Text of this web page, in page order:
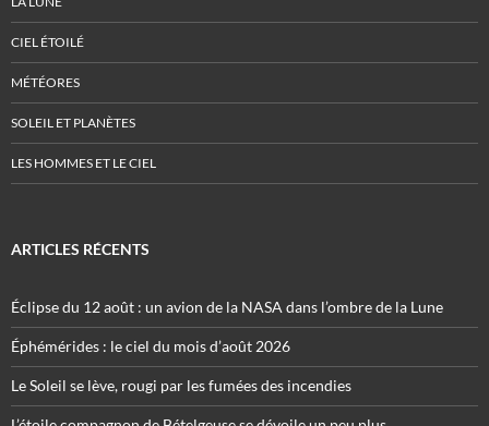
CIEL ÉTOILÉ
MÉTÉORES
SOLEIL ET PLANÈTES
LES HOMMES ET LE CIEL
ARTICLES RÉCENTS
Éclipse du 12 août : un avion de la NASA dans l’ombre de la Lune
Éphémérides : le ciel du mois d’août 2026
Le Soleil se lève, rougi par les fumées des incendies